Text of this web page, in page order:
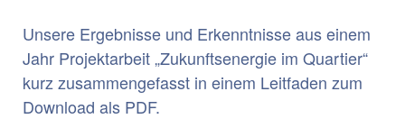
Unsere Ergebnisse und Erkenntnisse aus einem
Jahr Projektarbeit „Zukunftsenergie im Quartier“
kurz zusammengefasst in einem Leitfaden zum
Download als PDF.